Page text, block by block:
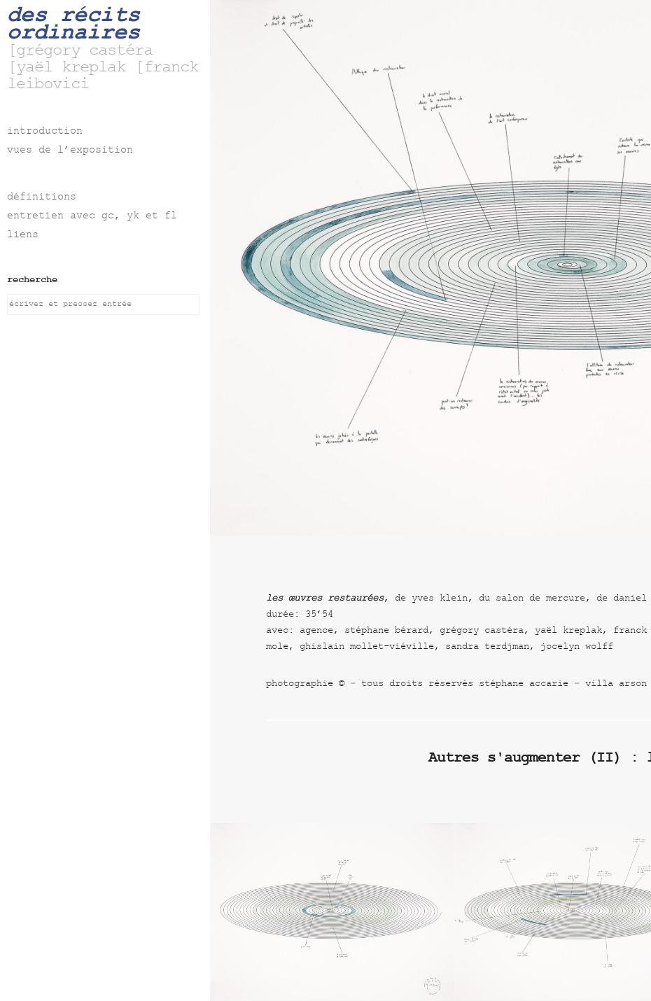
des récits
ordinaires
[grégory castéra
[yaël kreplak [franck
leibovici
introduction
vues de l’exposition
définitions
entretien avec gc, yk et fl
liens
recherche
les œuvres restaurées, de yves klein, du salon de mercure, de
durée: 35’54
avec: agence, stéphane bérard, grégory castéra, yaël kreplak,
mole, ghislain mollet-viéville, sandra terdjman, jocelyn wolff
photographie © – tous droits réservés stéphane accarie – villa arson
Autres s'augmenter (II) :